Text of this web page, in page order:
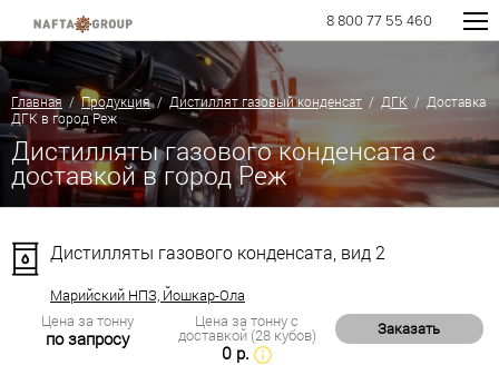
8 800 77 55 460
Главная /Продукция/ Дистиллят газовый конденсат / ДГК / Доставка
ДГК в город Реж
Дистилляты газового конденсата с
доставкой в город Реж
Дистилляты газового конденсата, вид 2
Марийский НПЗ, Йошкар-Ола
Цена за тонну
по запросу
Цена за тонну с
доставкой (28 кубов)
0 р.
Заказать